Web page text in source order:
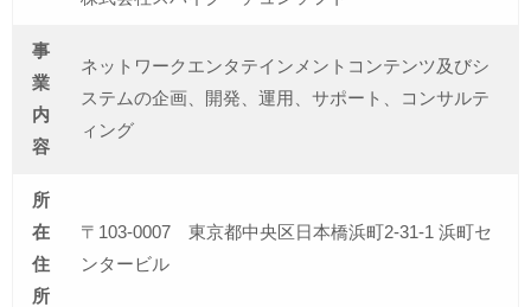
事
業
内
容
ネットワークエンタテインメントコンテンツ及びシ
ステムの企画、開発、運用、サポート、コンサルテ
ィング
所
在
住
所
〒103-0007 東京都中央区日本橋浜町2-31-1 浜町セ
ンタービル